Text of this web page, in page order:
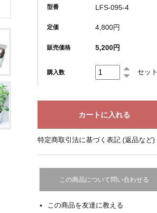
型番 LFS-095-4
定価 4,800円
販売価格 5,200円
購入数 セット
特定商取引法に基づく表記 (返品など)
この商品について問い合わせる
この商品を友達に教える